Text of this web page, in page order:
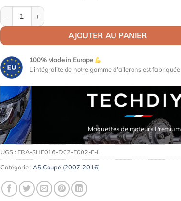
quantité de Aileron Col de cygne V2 pour Audi A5 /
AJOUTER AU PANIER
100% Made in Europe
L'intégralité de notre gamme d'ailerons est fabriquée
Maquettes de moteurs Premium
UGS : FRA-SHF016-D02-F002-F-L
Catégorie : A5 Coupé (2007-2016)